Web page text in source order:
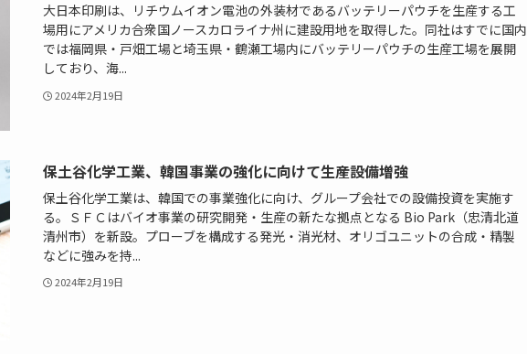
大日本印刷は、リチウムイオン電池の外装材であるバッテリーパウチを生産する工
場用にアメリカ合衆国ノースカロライナ州に建設用地を取得した。同社はすでに国内
では福岡県・戸畑工場と埼玉県・鶴瀬工場内にバッテリーパウチの生産工場を展開
しており、海...
2024年2月19日
保土谷化学工業、韓国事業の強化に向けて生産設備増強
保土谷化学工業は、韓国での事業強化に向け、グループ会社での設備投資を実施す
る。ＳＦＣはバイオ事業の研究開発・生産の新たな拠点となる Bio Park（忠清北道
清州市）を新設。プローブを構成する発光・消光材、オリゴユニットの合成・精製
などに強みを持...
2024年2月19日